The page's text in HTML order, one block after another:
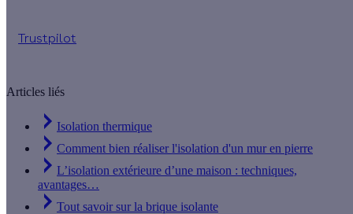
Trustpilot
Articles liés
Isolation thermique
Comment bien réaliser l'isolation d'un mur en pierre
L’isolation extérieure d’une maison : techniques,
avantages…
Tout savoir sur la brique isolante